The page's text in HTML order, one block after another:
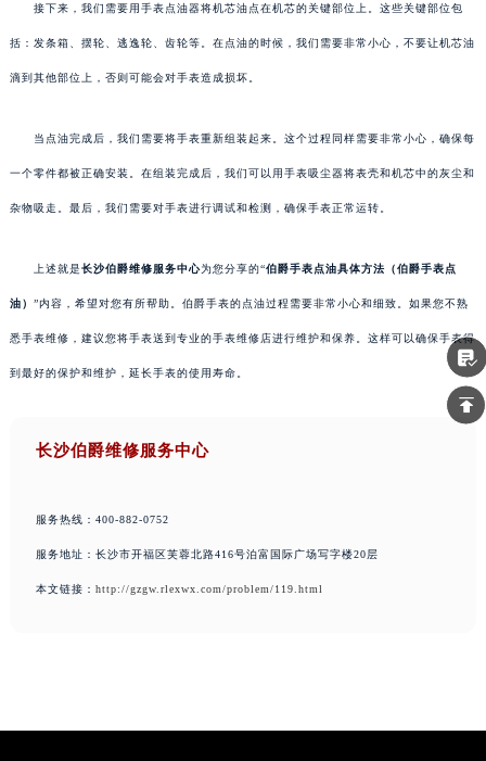
接下来，我们需要用手表点油器将机芯油点在机芯的关键部位上。这些关键部位包
括：发条箱、摆轮、逃逸轮、齿轮等。在点油的时候，我们需要非常小心，不要让机芯油
滴到其他部位上，否则可能会对手表造成损坏。
当点油完成后，我们需要将手表重新组装起来。这个过程同样需要非常小心，确保每
一个零件都被正确安装。在组装完成后，我们可以用手表吸尘器将表壳和机芯中的灰尘和
杂物吸走。最后，我们需要对手表进行调试和检测，确保手表正常运转。
上述就是长沙伯爵维修服务中心为您分享的“伯爵手表点油具体方法（伯爵手表点
油） ”内容，希望对您有所帮助。伯爵手表的点油过程需要非常小心和细致。如果您不熟
悉手表维修，建议您将手表送到专业的手表维修店进行维护和保养。这样可以确保手表得
到最好的保护和维护，延长手表的使用寿命。
长沙伯爵维修服务中心
服务热线：400-882-0752
服务地址：长沙市开福区芙蓉北路416号泊富国际广场写字楼20层
本文链接： http://gzgw.rlexwx.com/problem/119.html